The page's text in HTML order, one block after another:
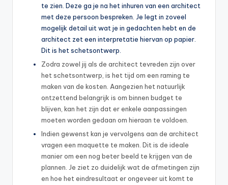
te zien. Deze ga je na het inhuren van een architect
met deze persoon bespreken. Je legt in zoveel
mogelijk detail uit wat je in gedachten hebt en de
architect zet een interpretatie hiervan op papier.
Dit is het schetsontwerp.
Zodra zowel jij als de architect tevreden zijn over
het schetsontwerp, is het tijd om een raming te
maken van de kosten. Aangezien het natuurlijk
ontzettend belangrijk is om binnen budget te
blijven, kan het zijn dat er enkele aanpassingen
moeten worden gedaan om hieraan te voldoen.
Indien gewenst kan je vervolgens aan de architect
vragen een maquette te maken. Dit is de ideale
manier om een nog beter beeld te krijgen van de
plannen. Je ziet zo duidelijk wat de afmetingen zijn
en hoe het eindresultaat er ongeveer uit komt te